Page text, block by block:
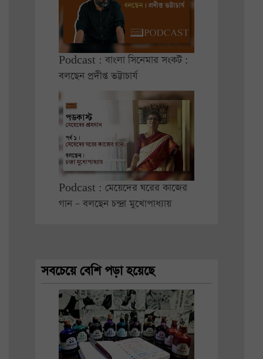
Podcast : বাংলা সিনেমার সংকট :
বলছেন প্রদীপ্ত ভট্টাচার্য
Podcast : মেয়েদের ঘরের কাজের
গান – বলছেন চন্দ্রা মুখোপাধ্যায়
সবচেয়ে বেশি পড়া হয়েছে